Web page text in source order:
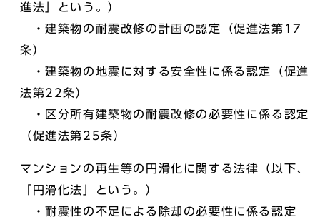
進法」という。）
・建築物の耐震改修の計画の認定（促進法第17
条）
・建築物の地震に対する安全性に係る認定（促進
法第22条）
・区分所有建築物の耐震改修の必要性に係る認定
（促進法第25条）
マンションの再生等の円滑化に関する法律（以下、
「円滑化法」という。）
・耐震性の不足による除却の必要性に係る認定